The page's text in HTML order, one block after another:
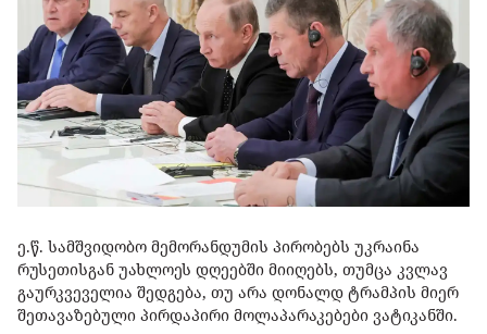
ე.წ. სამშვიდობო მემორანდუმის პირობებს უკრაინა
რუსეთისგან უახლოეს დღეებში მიიღებს, თუმცა კვლავ
გაურკვეველია შედგება, თუ არა დონალდ ტრამპის მიერ
შეთავაზებული პირდაპირი მოლაპარაკებები ვატიკანში.